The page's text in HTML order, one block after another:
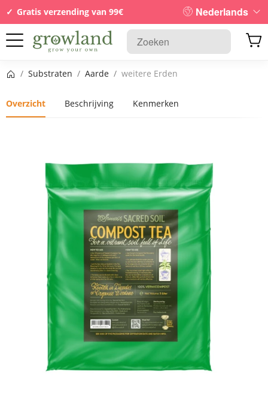
Gratis verzending van 99€ Nederlands
Startpagina
/ Substraten / Aarde / weitere Erden
Overzicht Beschrijving Kenmerken